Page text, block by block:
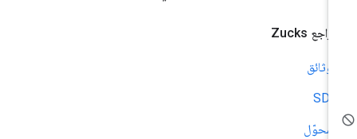
مراجع Zucks
الوثائق
المحوّل